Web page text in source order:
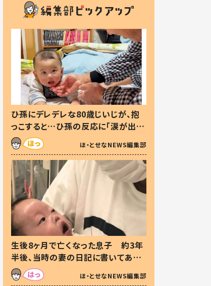
ひ孫にデレデレな80歳じいじが、抱
っこすると…ひ孫の反応に「涙が出ま
した」「可愛くて仕方ない」
ほ・とせなNEWS編集部
生後8ヶ月で亡くなった息子 約3年
半後、当時の妻の日記に書いてあっ
た本音とは
ほ・とせなNEWS編集部